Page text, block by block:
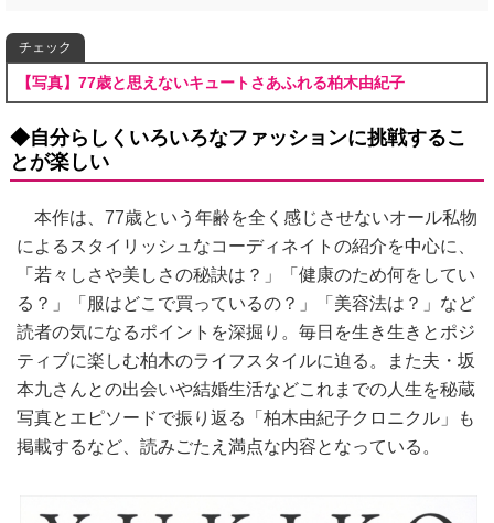
チェック
【写真】77歳と思えないキュートさあふれる柏木由紀子
◆自分らしくいろいろなファッションに挑戦するこ
とが楽しい
本作は、77歳という年齢を全く感じさせないオール私物
によるスタイリッシュなコーディネイトの紹介を中心に、
「若々しさや美しさの秘訣は？」「健康のため何をしてい
る？」「服はどこで買っているの？」「美容法は？」など
読者の気になるポイントを深掘り。毎日を生き生きとポジ
ティブに楽しむ柏木のライフスタイルに迫る。また夫・坂
本九さんとの出会いや結婚生活などこれまでの人生を秘蔵
写真とエピソードで振り返る「柏木由紀子クロニクル」も
掲載するなど、読みごたえ満点な内容となっている。